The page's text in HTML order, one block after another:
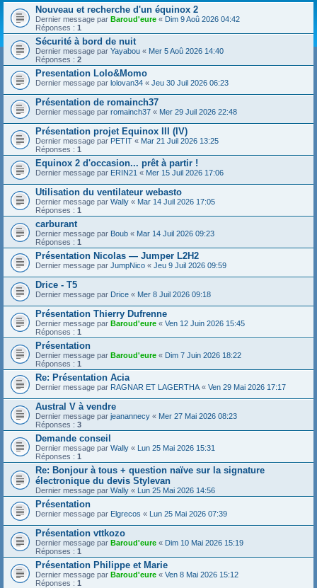
Nouveau et recherche d'un équinox 2
Dernier message par Baroud'eure « Dim 9 Aoû 2026 04:42
Réponses : 1
Sécurité à bord de nuit
Dernier message par Yayabou « Mer 5 Aoû 2026 14:40
Réponses : 2
Presentation Lolo&Momo
Dernier message par lolovan34 « Jeu 30 Juil 2026 06:23
Présentation de romainch37
Dernier message par romainch37 « Mer 29 Juil 2026 22:48
Présentation projet Equinox III (IV)
Dernier message par PETIT « Mar 21 Juil 2026 13:25
Réponses : 1
Equinox 2 d'occasion... prêt à partir !
Dernier message par ERIN21 « Mer 15 Juil 2026 17:06
Utilisation du ventilateur webasto
Dernier message par Wally « Mar 14 Juil 2026 17:05
Réponses : 1
carburant
Dernier message par Boub « Mar 14 Juil 2026 09:23
Réponses : 1
Présentation Nicolas — Jumper L2H2
Dernier message par JumpNico « Jeu 9 Juil 2026 09:59
Drice - T5
Dernier message par Drice « Mer 8 Juil 2026 09:18
Présentation Thierry Dufrenne
Dernier message par Baroud'eure « Ven 12 Juin 2026 15:45
Réponses : 1
Présentation
Dernier message par Baroud'eure « Dim 7 Juin 2026 18:22
Réponses : 1
Re: Présentation Acia
Dernier message par RAGNAR ET LAGERTHA « Ven 29 Mai 2026 17:17
Austral V à vendre
Dernier message par jeanannecy « Mer 27 Mai 2026 08:23
Réponses : 3
Demande conseil
Dernier message par Wally « Lun 25 Mai 2026 15:31
Réponses : 1
Re: Bonjour à tous + question naïve sur la signature
électronique du devis Stylevan
Dernier message par Wally « Lun 25 Mai 2026 14:56
Présentation
Dernier message par Elgrecos « Lun 25 Mai 2026 07:39
Présentation vttkozo
Dernier message par Baroud'eure « Dim 10 Mai 2026 15:19
Réponses : 1
Présentation Philippe et Marie
Dernier message par Baroud'eure « Ven 8 Mai 2026 15:12
Réponses : 1